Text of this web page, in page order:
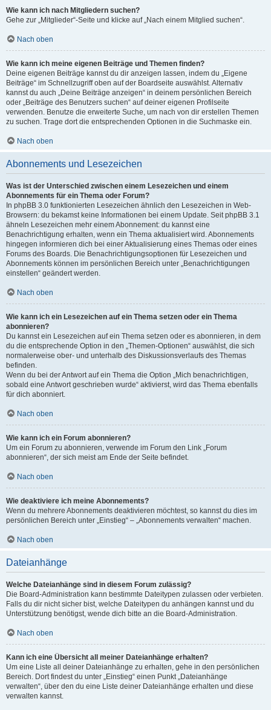
Wie kann ich nach Mitgliedern suchen?
Gehe zur „Mitglieder“-Seite und klicke auf „Nach einem Mitglied suchen“.
Nach oben
Wie kann ich meine eigenen Beiträge und Themen finden?
Deine eigenen Beiträge kannst du dir anzeigen lassen, indem du „Eigene
Beiträge“ im Schnellzugriff oben auf der Boardseite auswählst. Alternativ
kannst du auch „Deine Beiträge anzeigen“ in deinem persönlichen Bereich
oder „Beiträge des Benutzers suchen“ auf deiner eigenen Profilseite
verwenden. Benutze die erweiterte Suche, um nach von dir erstellen Themen
zu suchen. Trage dort die entsprechenden Optionen in die Suchmaske ein.
Nach oben
Abonnements und Lesezeichen
Was ist der Unterschied zwischen einem Lesezeichen und einem
Abonnements für ein Thema oder Forum?
In phpBB 3.0 funktionierten Lesezeichen ähnlich den Lesezeichen in Web-
Browsern: du bekamst keine Informationen bei einem Update. Seit phpBB 3.1
ähneln Lesezeichen mehr einem Abonnement: du kannst eine
Benachrichtigung erhalten, wenn ein Thema aktualisiert wird. Abonnements
hingegen informieren dich bei einer Aktualisierung eines Themas oder eines
Forums des Boards. Die Benachrichtigungsoptionen für Lesezeichen und
Abonnements können im persönlichen Bereich unter „Benachrichtigungen
einstellen“ geändert werden.
Nach oben
Wie kann ich ein Lesezeichen auf ein Thema setzen oder ein Thema
abonnieren?
Du kannst ein Lesezeichen auf ein Thema setzen oder es abonnieren, in dem
du die entsprechende Option in den „Themen-Optionen“ auswählst, die sich
normalerweise ober- und unterhalb des Diskussionsverlaufs des Themas
befinden.
Wenn du bei der Antwort auf ein Thema die Option „Mich benachrichtigen,
sobald eine Antwort geschrieben wurde“ aktivierst, wird das Thema ebenfalls
für dich abonniert.
Nach oben
Wie kann ich ein Forum abonnieren?
Um ein Forum zu abonnieren, verwende im Forum den Link „Forum
abonnieren“, der sich meist am Ende der Seite befindet.
Nach oben
Wie deaktiviere ich meine Abonnements?
Wenn du mehrere Abonnements deaktivieren möchtest, so kannst du dies im
persönlichen Bereich unter „Einstieg“ – „Abonnements verwalten“ machen.
Nach oben
Dateianhänge
Welche Dateianhänge sind in diesem Forum zulässig?
Die Board-Administration kann bestimmte Dateitypen zulassen oder verbieten.
Falls du dir nicht sicher bist, welche Dateitypen du anhängen kannst und du
Unterstützung benötigst, wende dich bitte an die Board-Administration.
Nach oben
Kann ich eine Übersicht all meiner Dateianhänge erhalten?
Um eine Liste all deiner Dateianhänge zu erhalten, gehe in den persönlichen
Bereich. Dort findest du unter „Einstieg“ einen Punkt „Dateianhänge
verwalten“, über den du eine Liste deiner Dateianhänge erhalten und diese
verwalten kannst.